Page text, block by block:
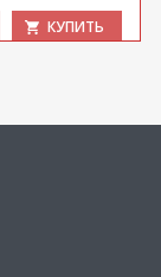
КУПИТЬ